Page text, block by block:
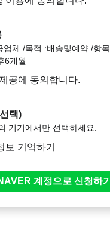
체 /목적 :배송및예약 /항
6개월
공에 동의합니다.
택)
기기에서만 선택하세요.
보 기억하기
계정으로 신청하기